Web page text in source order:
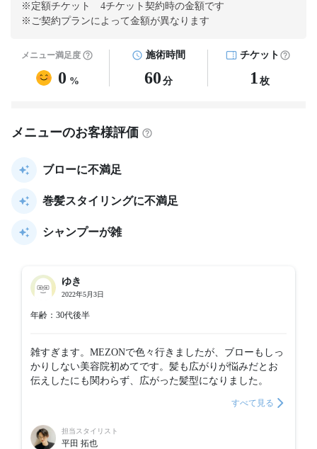
※定額チケット 4チケット契約時の金額です
※ご契約プランによって金額が異なります
メニュー満足度
0 %
施術時間
60 分
チケット
1 枚
メニューのお客様評価
ブローに不満足
巻髪スタイリングに不満足
シャンプーが雑
ゆき
2022年5月3日
年齢：30代後半
雑すぎます。MEZONで色々行きましたが、ブローもしっ
かりしない美容院初めてです。髪も広がりが悩みだとお
伝えしたにも関わらず、広がった髪型になりました。
すべて見る
担当スタイリスト
平田 拓也